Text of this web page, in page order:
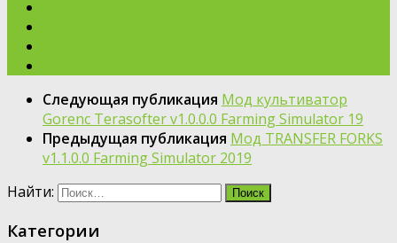
Следующая публикация Мод культиватор
Gorenc Terasofter v1.0.0.0 Farming Simulator 19
Предыдущая публикация Мод TRANSFER FORKS
v1.1.0.0 Farming Simulator 2019
Найти:
Категории